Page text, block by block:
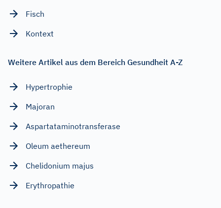
Fisch
Kontext
Weitere Artikel aus dem Bereich Gesundheit A-Z
Hypertrophie
Majoran
Aspartataminotransferase
Oleum aethereum
Chelidonium majus
Erythropathie